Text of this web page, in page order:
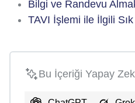
Bilgi ve Randevu
TAVI İşlemi ile İlgili
Bu İçeriği Yapay